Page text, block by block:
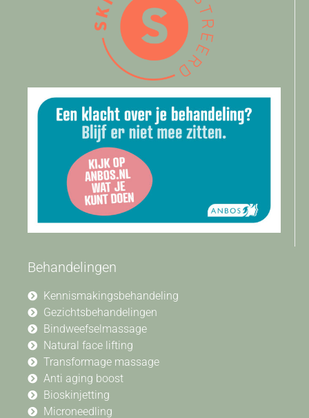
Behandelingen
Kennismakingsbehandeling
Gezichtsbehandelingen
Bindweefselmassage
Natural face lifting
Transformage massage
Anti aging boost
Bioskinjetting
Microneedling